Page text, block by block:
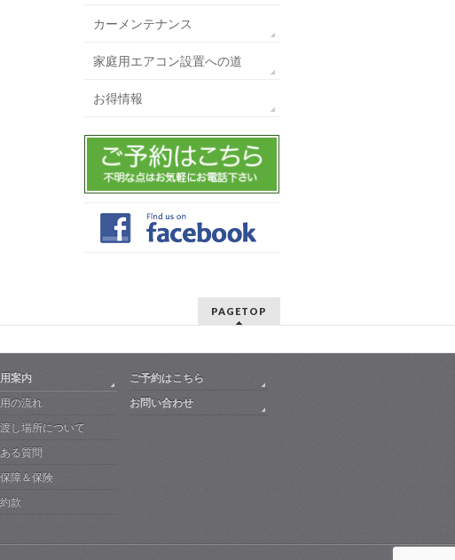
カーメンテナンス
家庭用エアコン設置への道
お得情報
PAGETOP
案内
の流れ
し場所について
る質問
障＆保険
款
ご予約はこちら
お問い合わせ